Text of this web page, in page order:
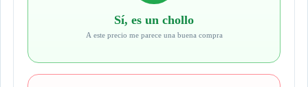
Sí, es un chollo
A este precio me parece una buena compra